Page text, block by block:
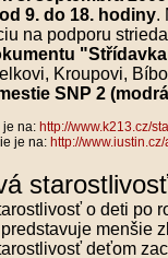
9. do 18. hodiny.
na podporu
Kroupovi,
SNP 2
je na: http://www.k213.cz/
je na: http://
o deti po
menšie
deťom